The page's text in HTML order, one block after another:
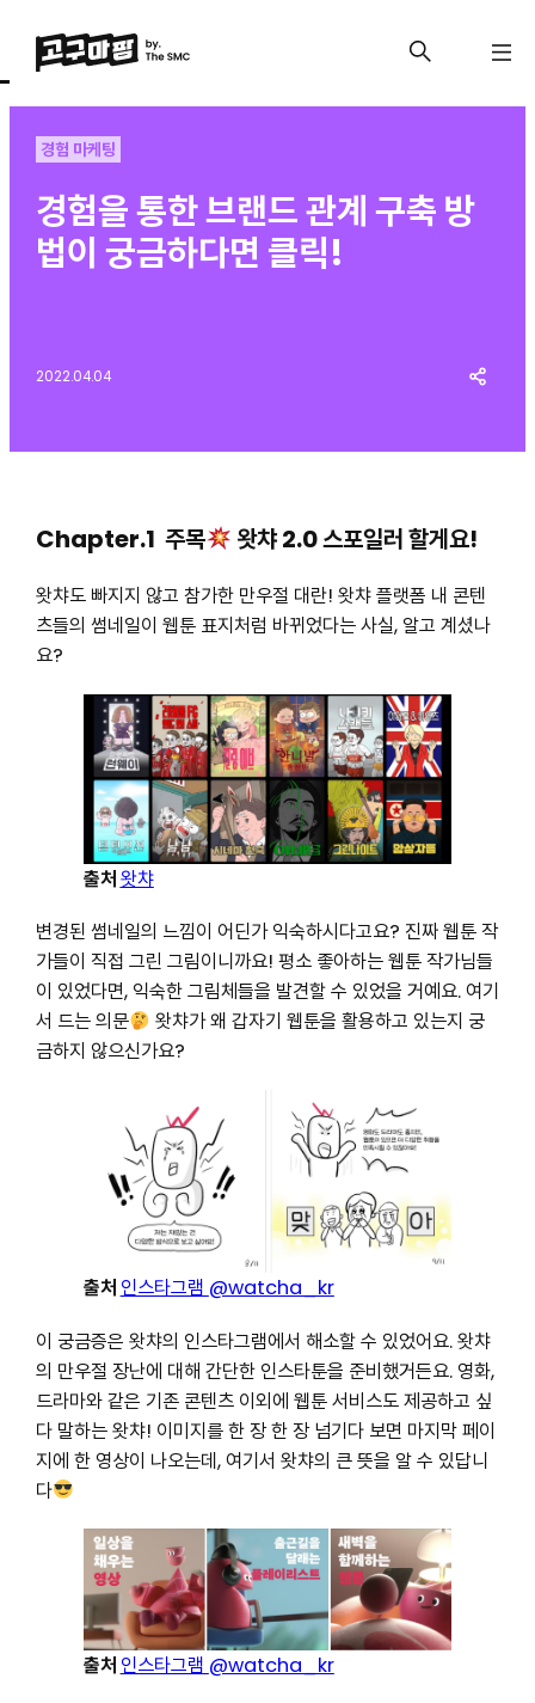
경험 마케팅
경험을 통한 브랜드 관계 구축 방
법이 궁금하다면 클릭!
2022.04.04
Chapter.1 주목 왓챠 2.0 스포일러 할게요!
왓챠도 빠지지 않고 참가한 만우절 대란! 왓챠 플랫폼 내 콘텐
츠들의 썸네일이 웹툰 표지처럼 바뀌었다는 사실, 알고 계셨나
요?
출처왓챠
변경된 썸네일의 느낌이 어딘가 익숙하시다고요? 진짜 웹툰 작
가들이 직접 그린 그림이니까요! 평소 좋아하는 웹툰 작가님들
이 있었다면, 익숙한 그림체들을 발견할 수 있었을 거예요. 여기
서 드는 의문
왓챠가 왜 갑자기 웹툰을 활용하고 있는지 궁
금하지 않으신가요?
출처 인스타그램 @watcha_kr
이 궁금증은 왓챠의 인스타그램에서 해소할 수 있었어요. 왓챠
의 만우절 장난에 대해 간단한 인스타툰을 준비했거든요. 영화,
드라마와 같은 기존 콘텐츠 이외에 웹툰 서비스도 제공하고 싶
다 말하는 왓챠! 이미지를 한 장 한 장 넘기다 보면 마지막 페이
지에 한 영상이 나오는데, 여기서 왓챠의 큰 뜻을 알 수 있답니
다
출처 인스타그램 @watcha_kr